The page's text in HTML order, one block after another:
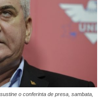
o conferinta de presa, sambata,